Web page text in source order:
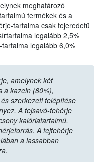
meghatározó
termékek és a
tartalma csak tejeredetű
legalább 2,5%
legalább 6,0%
amelynek két
a kazein (80%),
szerkezeti felépítése
A tejsavó-fehérje
kalóriatartalmú,
A tejfehérje
a lassabban